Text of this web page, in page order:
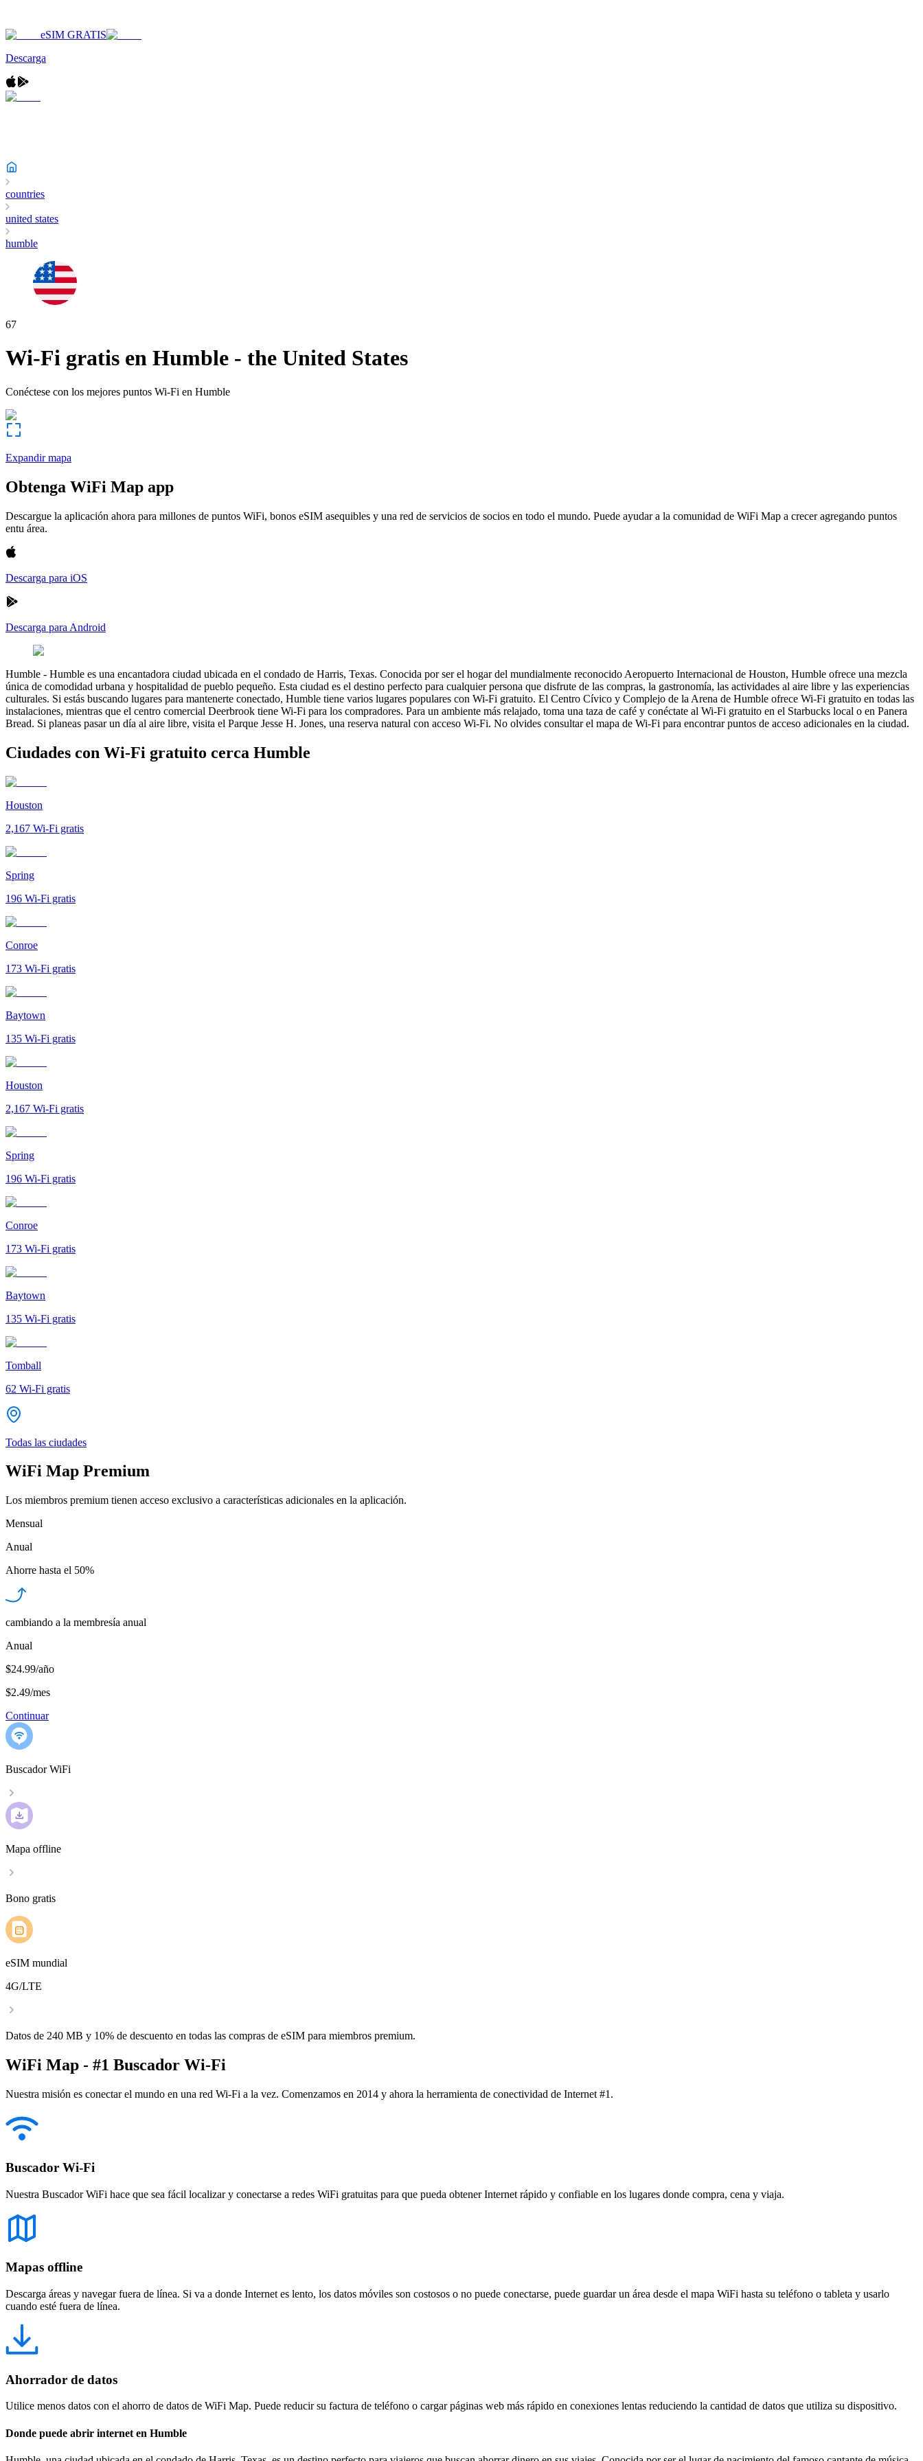
eSIM GRATIS
Descarga
countries
united states
humble
67
Wi-Fi gratis en Humble - the United States
Conéctese con los mejores puntos Wi-Fi en Humble
Expandir mapa
Obtenga WiFi Map app
Descargue la aplicación ahora para millones de puntos WiFi, bonos eSIM asequibles y una red de servicios de socios en todo el mundo. Puede ayudar a la comunidad de WiFi Map a crecer agregando puntos
entu área.
Descarga para iOS
Descarga para Android
Humble - Humble es una encantadora ciudad ubicada en el condado de Harris, Texas. Conocida por ser el hogar del mundialmente reconocido Aeropuerto Internacional de Houston, Humble ofrece una mezcla
única de comodidad urbana y hospitalidad de pueblo pequeño. Esta ciudad es el destino perfecto para cualquier persona que disfrute de las compras, la gastronomía, las actividades al aire libre y las experiencias
culturales. Si estás buscando lugares para mantenerte conectado, Humble tiene varios lugares populares con Wi-Fi gratuito. El Centro Cívico y Complejo de la Arena de Humble ofrece Wi-Fi gratuito en todas las
instalaciones, mientras que el centro comercial Deerbrook tiene Wi-Fi para los compradores. Para un ambiente más relajado, toma una taza de café y conéctate al Wi-Fi gratuito en el Starbucks local o en Panera
Bread. Si planeas pasar un día al aire libre, visita el Parque Jesse H. Jones, una reserva natural con acceso Wi-Fi. No olvides consultar el mapa de Wi-Fi para encontrar puntos de acceso adicionales en la ciudad.
Ciudades con Wi-Fi gratuito cerca Humble
Houston
2,167 Wi-Fi gratis
Spring
196 Wi-Fi gratis
Conroe
173 Wi-Fi gratis
Baytown
135 Wi-Fi gratis
Houston
2,167 Wi-Fi gratis
Spring
196 Wi-Fi gratis
Conroe
173 Wi-Fi gratis
Baytown
135 Wi-Fi gratis
Tomball
62 Wi-Fi gratis
Todas las ciudades
WiFi Map Premium
Los miembros premium tienen acceso exclusivo a características adicionales en la aplicación.
Mensual
Anual
Ahorre hasta el 50%
cambiando a la membresía anual
Anual
$24.99/año
$2.49/mes
Continuar
Buscador WiFi
Mapa offline
Bono gratis
eSIM mundial
4G/LTE
Datos de 240 MB y 10% de descuento en todas las compras de eSIM para miembros premium.
WiFi Map - #1 Buscador Wi-Fi
Nuestra misión es conectar el mundo en una red Wi-Fi a la vez. Comenzamos en 2014 y ahora la herramienta de conectividad de Internet #1.
Buscador Wi-Fi
Nuestra Buscador WiFi hace que sea fácil localizar y conectarse a redes WiFi gratuitas para que pueda obtener Internet rápido y confiable en los lugares donde compra, cena y viaja.
Mapas offline
Descarga áreas y navegar fuera de línea. Si va a donde Internet es lento, los datos móviles son costosos o no puede conectarse, puede guardar un área desde el mapa WiFi hasta su teléfono o tableta y usarlo
cuando esté fuera de línea.
Ahorrador de datos
Utilice menos datos con el ahorro de datos de WiFi Map. Puede reducir su factura de teléfono o cargar páginas web más rápido en conexiones lentas reduciendo la cantidad de datos que utiliza su dispositivo.
Donde puede abrir internet en Humble